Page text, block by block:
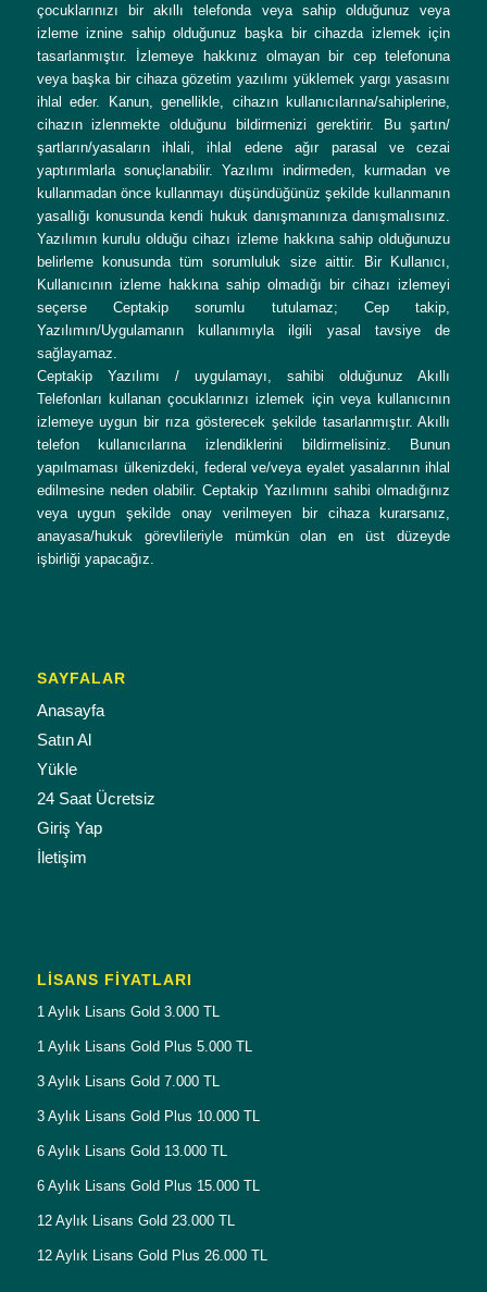
çocuklarınızı bir akıllı telefonda veya sahip olduğunuz veya
izleme iznine sahip olduğunuz başka bir cihazda izlemek için
tasarlanmıştır. İzlemeye hakkınız olmayan bir cep telefonuna
veya başka bir cihaza gözetim yazılımı yüklemek yargı yasasını
ihlal eder. Kanun, genellikle, cihazın kullanıcılarına/sahiplerine,
cihazın izlenmekte olduğunu bildirmenizi gerektirir. Bu şartın/
şartların/yasaların ihlali, ihlal edene ağır parasal ve cezai
yaptırımlarla sonuçlanabilir. Yazılımı indirmeden, kurmadan ve
kullanmadan önce kullanmayı düşündüğünüz şekilde kullanmanın
yasallığı konusunda kendi hukuk danışmanınıza danışmalısınız.
Yazılımın kurulu olduğu cihazı izleme hakkına sahip olduğunuzu
belirleme konusunda tüm sorumluluk size aittir. Bir Kullanıcı,
Kullanıcının izleme hakkına sahip olmadığı bir cihazı izlemeyi
seçerse Ceptakip sorumlu tutulamaz; Cep takip,
Yazılımın/Uygulamanın kullanımıyla ilgili yasal tavsiye de
sağlayamaz.
Ceptakip Yazılımı / uygulamayı, sahibi olduğunuz Akıllı
Telefonları kullanan çocuklarınızı izlemek için veya kullanıcının
izlemeye uygun bir rıza gösterecek şekilde tasarlanmıştır. Akıllı
telefon kullanıcılarına izlendiklerini bildirmelisiniz. Bunun
yapılmaması ülkenizdeki, federal ve/veya eyalet yasalarının ihlal
edilmesine neden olabilir. Ceptakip Yazılımını sahibi olmadığınız
veya uygun şekilde onay verilmeyen bir cihaza kurarsanız,
anayasa/hukuk görevlileriyle mümkün olan en üst düzeyde
işbirliği yapacağız.
SAYFALAR
Anasayfa
Satın Al
Yükle
24 Saat Ücretsiz
Giriş Yap
İletişim
LISANS FIYATLARI
1 Aylık Lisans Gold 3.000 TL
1 Aylık Lisans Gold Plus 5.000 TL
3 Aylık Lisans Gold 7.000 TL
3 Aylık Lisans Gold Plus 10.000 TL
6 Aylık Lisans Gold 13.000 TL
6 Aylık Lisans Gold Plus 15.000 TL
12 Aylık Lisans Gold 23.000 TL
12 Aylık Lisans Gold Plus 26.000 TL